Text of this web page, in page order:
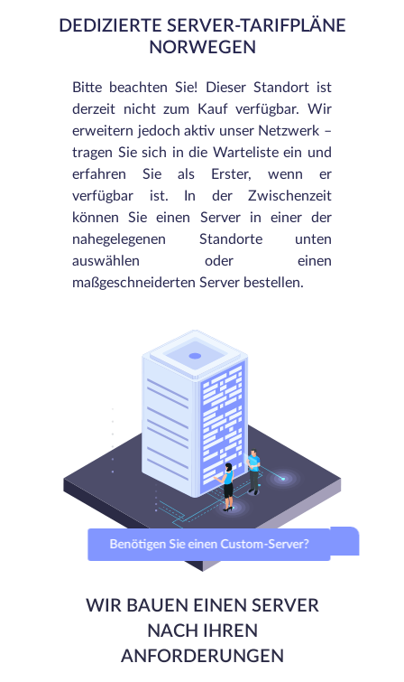
DEDIZIERTE SERVER-TARIFPLÄNE
NORWEGEN
Bitte beachten Sie! Dieser Standort ist
derzeit nicht zum Kauf verfügbar. Wir
erweitern jedoch aktiv unser Netzwerk –
tragen Sie sich in die Warteliste ein und
erfahren Sie als Erster, wenn er
verfügbar ist. In der Zwischenzeit
können Sie einen Server in einer der
nahegelegenen Standorte unten
auswählen oder einen
maßgeschneiderten Server bestellen.
Benötigen Sie einen Custom-Server?
WIR BAUEN EINEN SERVER
NACH IHREN
ANFORDERUNGEN